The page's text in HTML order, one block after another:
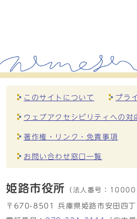
このサイトについて プラ
ウェブアクセシビリティへの対
著作権・リンク・免責事項
お問い合わせ窓口一覧
姫路市役所 （法人番号：
〒670-8501 兵庫県姫路市安田四丁